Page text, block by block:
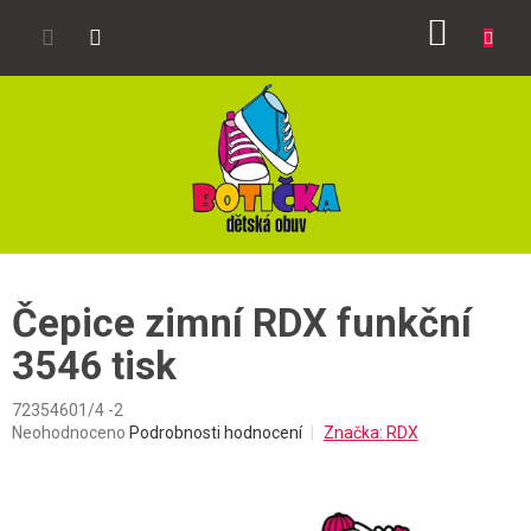
Čepice zimní RDX funkční
3546 tisk
72354601/4 -2
Průměrné
Neohodnoceno Podrobnosti hodnocení Značka: RDX